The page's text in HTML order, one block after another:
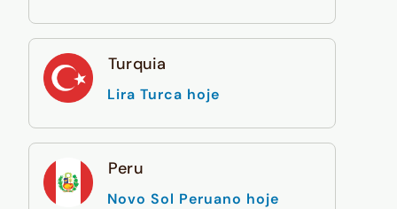
Turquia
Lira Turca hoje
Peru
Novo Sol Peruano hoje